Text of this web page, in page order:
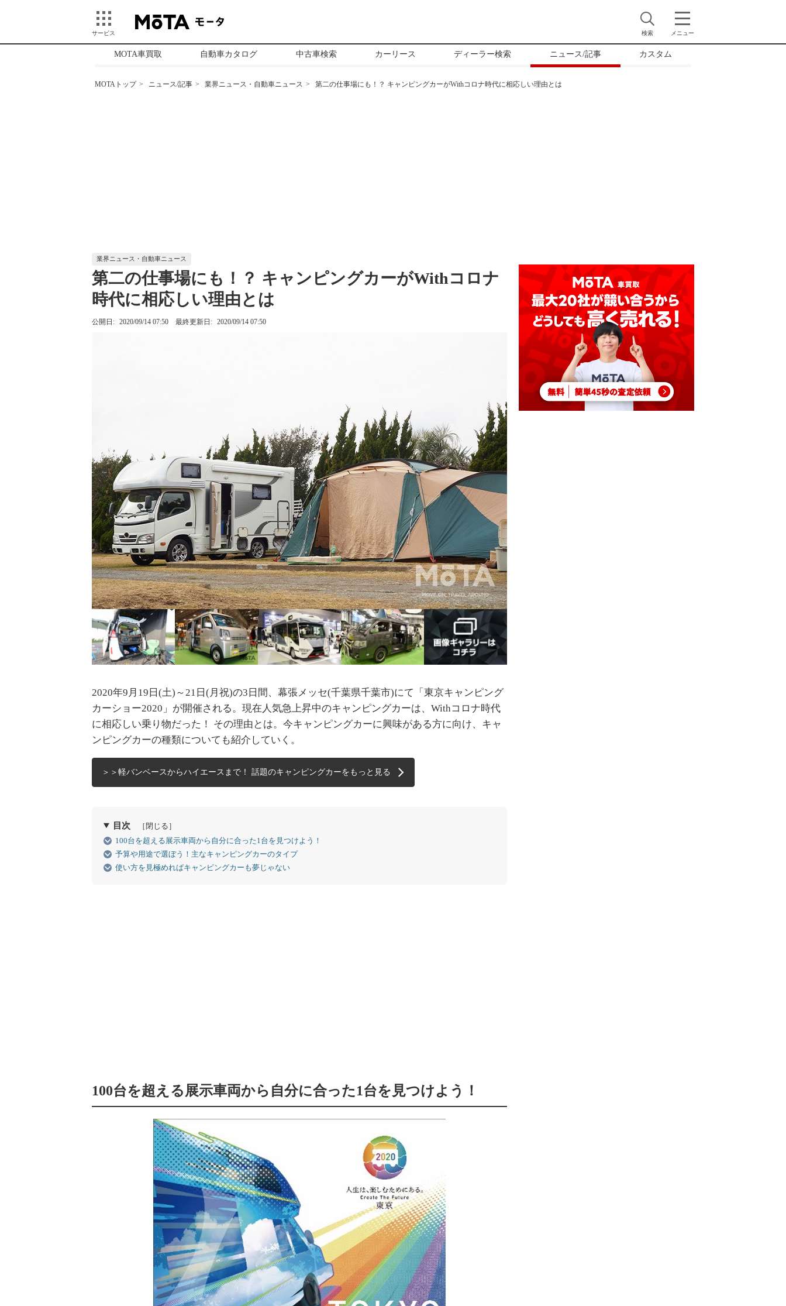
サービス 検索 メニュー
MOTA車買取 自動車カタログ 中古車検索 カーリース ディーラー検索 ニュース/記事 カスタム
MOTAトップ ニュース/記事 業界ニュース・自動車ニュース 第二の仕事場にも！？ キャンピングカーがWithコロナ時代に相応しい理由とは
業界ニュース・自動車ニュース
第二の仕事場にも！？ キャンピングカーがWithコロナ
時代に相応しい理由とは
公開日: 2020/09/14 07:50 最終更新日: 2020/09/14 07:50
2020年9月19日(土)～21日(月祝)の3日間、幕張メッセ(千葉県千葉市)にて「東京キャンピング
カーショー2020」が開催される。現在人気急上昇中のキャンピングカーは、Withコロナ時代
に相応しい乗り物だった！ その理由とは。今キャンピングカーに興味がある方に向け、キャ
ンピングカーの種類についても紹介していく。
＞＞軽バンベースからハイエースまで！ 話題のキャンピングカーをもっと見る
目次
［閉じる］
100台を超える展示車両から自分に合った1台を見つけよう！
予算や用途で選ぼう！主なキャンピングカーのタイプ
使い方を見極めればキャンピングカーも夢じゃない
100台を超える展示車両から自分に合った1台を見つけよう！